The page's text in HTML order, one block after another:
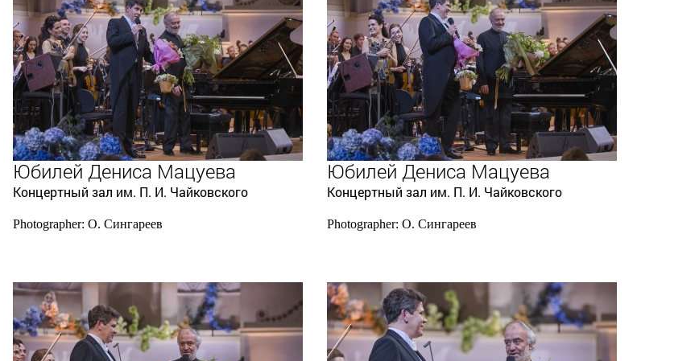
Юбилей Дениса Мацуева
Концертный зал им. П. И. Чайковского
Photographer: О. Сингареев
Юбилей Дениса Мацуева
Концертный зал им. П. И. Чайковского
Photographer: О. Сингареев